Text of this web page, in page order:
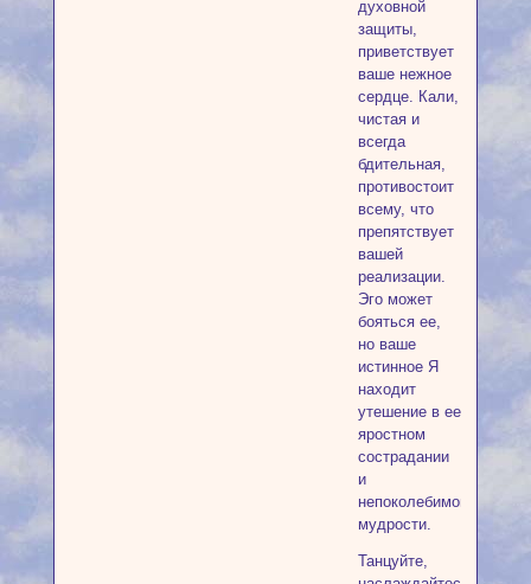
духовной
защиты,
приветствует
ваше нежное
сердце. Кали,
чистая и
всегда
бдительная,
противостоит
всему, что
препятствует
вашей
реализации.
Эго может
бояться ее,
но ваше
истинное Я
находит
утешение в ее
яростном
сострадании
и
непоколебимой
мудрости.
Танцуйте,